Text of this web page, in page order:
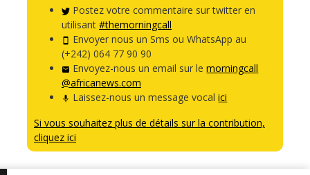
Postez votre commentaire sur twitter en
utilisant #themorningcall
Envoyer nous un Sms ou WhatsApp au
(+242) 064 77 90 90
Envoyez-nous un email sur lemorningcall
@africanews.com
Laissez-nous un message vocalici
Si vous souhaitez plus de détails sur la contribution,
cliquez ici